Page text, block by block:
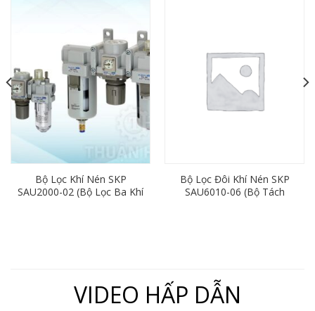
Bộ Lọc Khí Nén SKP
SAU2000-02 (Bộ Lọc Ba Khí
Bộ Lọc Đôi Khí Nén SKP
SAU6010-06 (Bộ Tách
VIDEO HẤP DẪN